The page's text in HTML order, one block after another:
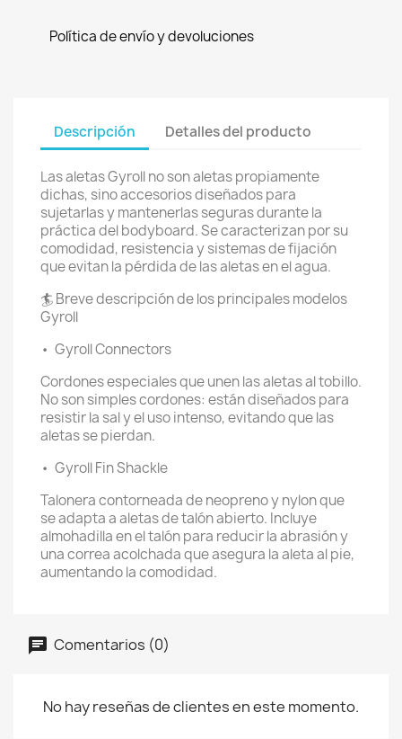
Política de envío y devoluciones
Descripción Detalles del producto
Las aletas Gyroll no son aletas propiamente
dichas, sino accesorios diseñados para
sujetarlas y mantenerlas seguras durante la
práctica del bodyboard. Se caracterizan por su
comodidad, resistencia y sistemas de fijación
que evitan la pérdida de las aletas en el agua.
🏄 Breve descripción de los principales modelos
Gyroll
• Gyroll Connectors
Cordones especiales que unen las aletas al tobillo.
No son simples cordones: están diseñados para
resistir la sal y el uso intenso, evitando que las
aletas se pierdan.
• Gyroll Fin Shackle
Talonera contorneada de neopreno y nylon que
se adapta a aletas de talón abierto. Incluye
almohadilla en el talón para reducir la abrasión y
una correa acolchada que asegura la aleta al pie,
aumentando la comodidad.
Comentarios (0)
No hay reseñas de clientes en este momento.